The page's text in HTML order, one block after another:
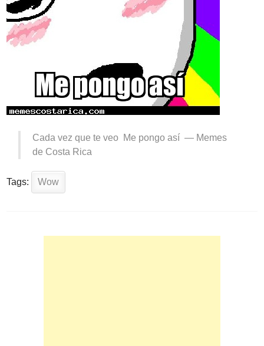
Cada vez que te veo Me pongo así — Memes
de Costa Rica
Tags: Wow